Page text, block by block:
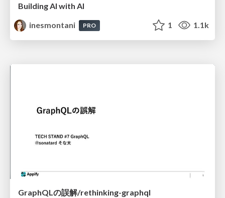
Building AI with AI
inesmontani
PRO 1 1.1k
GraphQLの誤解/rethinking-graphql